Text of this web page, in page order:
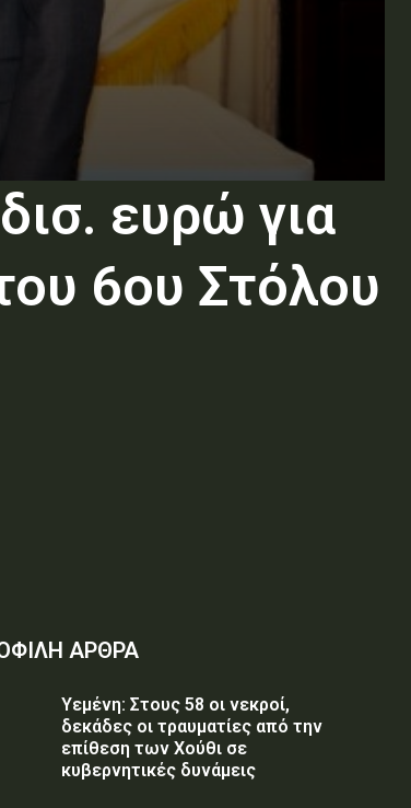
ευρώ για
6ου Στόλου
ΑΡΘΡΑ
Υεμένη: Στους 58 οι νεκροί,
δεκάδες οι τραυματίες από την
επίθεση των Χούθι σε
κυβερνητικές δυνάμεις